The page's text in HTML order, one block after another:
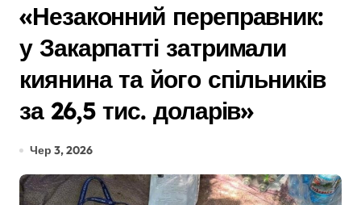
«Незаконний переправник:
у Закарпатті затримали
киянина та його спільників
за 26,5 тис. доларів»
Чер 3, 2026